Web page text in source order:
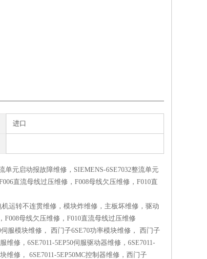
进口
单元启动报故障维修，SIEMENS-6SE7032整流单元
直流母线过压维修，F008母线欠压维修，F010直
运转不连贯维修，模块炸维修，主板坏维修，驱动
母线欠压维修，F010直流母线过压维修
服模块维修， 西门子6SE70功率模块维修， 西门子
维修，6SE7011-5EP50伺服驱动器维修，6SE7011-
维修， 6SE7011-5EP50MC控制器维修，西门子